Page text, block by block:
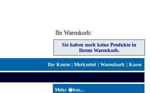
Ihr Warenkorb:
Sie haben noch keine Produkte in
Ihrem Warenkorb.
Ihr Konto | Merkzettel | Warenkorb | Kasse
Mehr �ber...